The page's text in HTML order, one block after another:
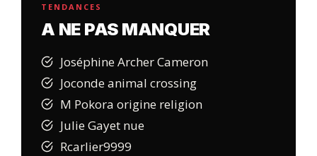
TENDANCES
A NE PAS MANQUER
Joséphine Archer Cameron
Joconde animal crossing
M Pokora origine religion
Julie Gayet nue
Rcarlier9999